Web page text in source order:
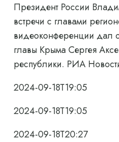
Президент России
встречи с главами
видеоконференции дал
главы Крыма Сергея
республики. РИА
2024-09-18T19:05
2024-09-18T19:05
2024-09-18T20:27